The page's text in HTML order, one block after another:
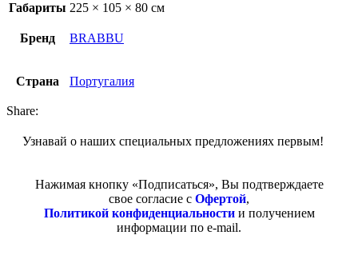
Габариты 225 × 105 × 80 см
Бренд BRABBU
Страна Португалия
Share:
Узнавай о наших специальных предложениях первым!
Нажимая кнопку «Подписаться», Вы подтверждаете
свое согласие с Офертой,
Политикой конфиденциальностии получением
информации по e-mail.